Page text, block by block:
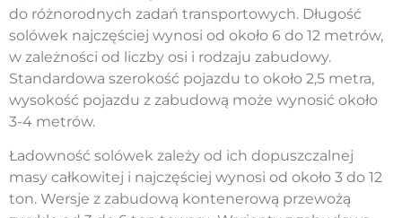
do różnorodnych zadań transportowych. Długość
solówek najczęściej wynosi od około 6 do 12 metrów,
w zależności od liczby osi i rodzaju zabudowy.
Standardowa szerokość pojazdu to około 2,5 metra,
wysokość pojazdu z zabudową może wynosić około
3-4 metrów.
Ładowność solówek zależy od ich dopuszczalnej
masy całkowitej i najczęściej wynosi od około 3 do 12
ton. Wersje z zabudową kontenerową przewożą